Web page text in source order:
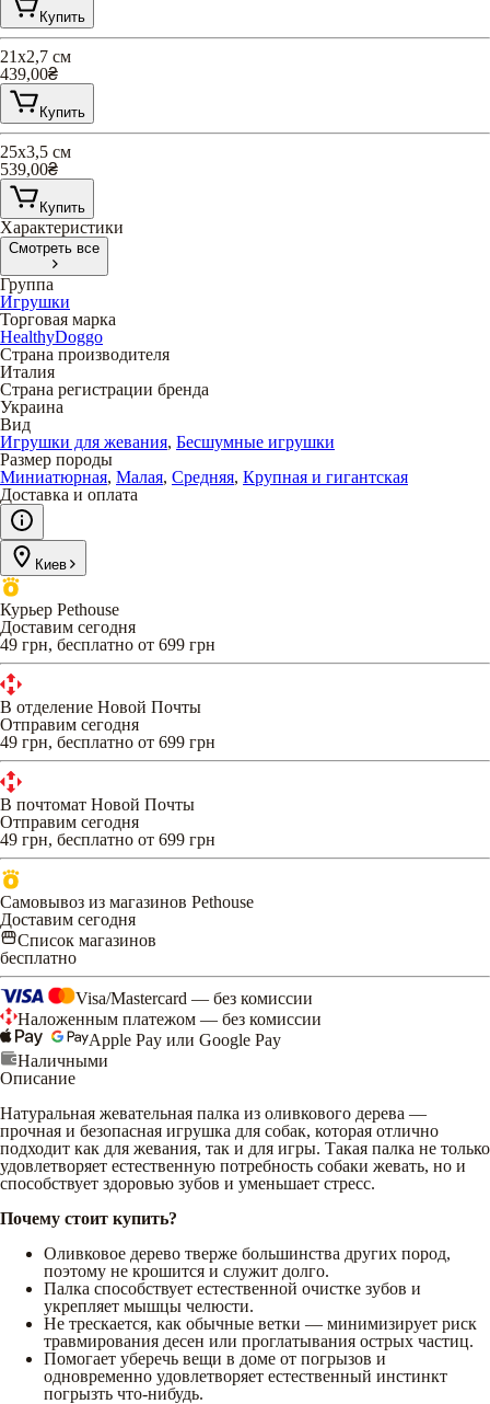
Купить
21х2,7 см
439,00₴
Купить
25х3,5 см
539,00₴
Купить
Характеристики
Смотреть все
Группа
Игрушки
Торговая марка
HealthyDoggo
Страна производителя
Италия
Страна регистрации бренда
Украина
Вид
Игрушки для жевания, Бесшумные игрушки
Размер породы
Миниатюрная, Малая, Средняя, Крупная и гигантская
Доставка и оплата
Киев
Курьер Pethouse
Доставим сегодня
49 грн, бесплатно от 699 грн
В отделение Новой Почты
Отправим сегодня
49 грн, бесплатно от 699 грн
В почтомат Новой Почты
Отправим сегодня
49 грн, бесплатно от 699 грн
Самовывоз из магазинов Pethouse
Доставим сегодня
Список магазинов
бесплатно
Visa/Mastercard — без комиссии
Наложенным платежом — без комиссии
Apple Pay или Google Pay
Наличными
Описание
Натуральная жевательная палка из оливкового дерева —
прочная и безопасная игрушка для собак, которая отлично
подходит как для жевания, так и для игры. Такая палка не только
удовлетворяет естественную потребность собаки жевать, но и
способствует здоровью зубов и уменьшает стресс.
Почему стоит купить?
Оливковое дерево тверже большинства других пород,
поэтому не крошится и служит долго.
Палка способствует естественной очистке зубов и
укрепляет мышцы челюсти.
Не трескается, как обычные ветки — минимизирует риск
травмирования десен или проглатывания острых частиц.
Помогает уберечь вещи в доме от погрызов и
одновременно удовлетворяет естественный инстинкт
погрызть что-нибудь.